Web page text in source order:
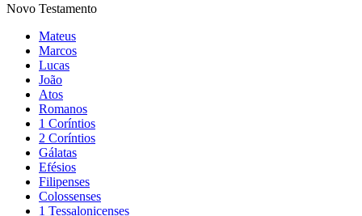
Novo Testamento
Mateus
Marcos
Lucas
João
Atos
Romanos
1 Coríntios
2 Coríntios
Gálatas
Efésios
Filipenses
Colossenses
1 Tessalonicenses